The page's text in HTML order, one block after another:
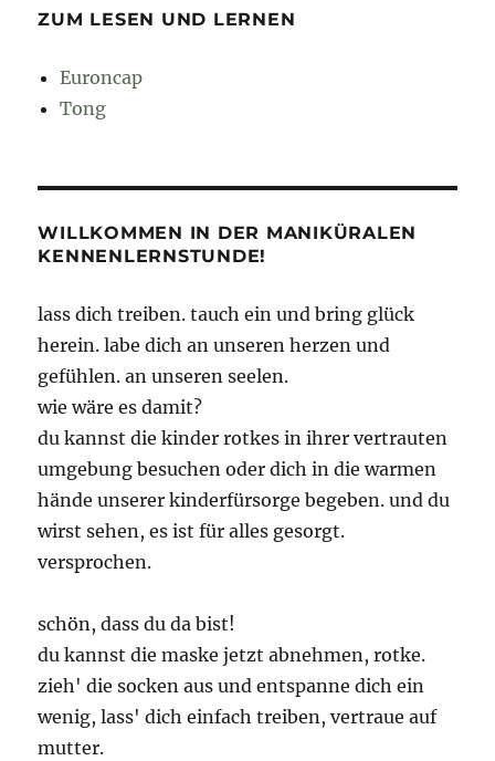
ZUM LESEN UND LERNEN
Euroncap
Tong
WILLKOMMEN IN DER MANIKÜRALEN
KENNENLERNSTUNDE!
lass dich treiben. tauch ein und bring glück
herein. labe dich an unseren herzen und
gefühlen. an unseren seelen.
wie wäre es damit?
du kannst die kinder rotkes in ihrer vertrauten
umgebung besuchen oder dich in die warmen
hände unserer kinderfürsorge begeben. und du
wirst sehen, es ist für alles gesorgt.
versprochen.
schön, dass du da bist!
du kannst die maske jetzt abnehmen, rotke.
zieh' die socken aus und entspanne dich ein
wenig, lass' dich einfach treiben, vertraue auf
mutter.